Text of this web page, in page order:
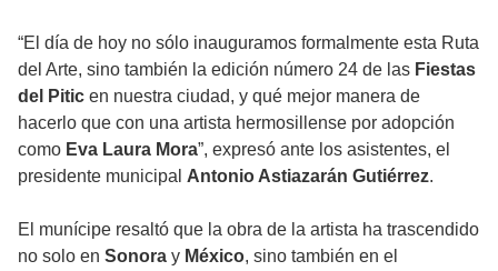
“El día de hoy no sólo inauguramos formalmente esta Ruta
del Arte, sino también la edición número 24 de las Fiestas
del Pitic en nuestra ciudad, y qué mejor manera de
hacerlo que con una artista hermosillense por adopción
como Eva Laura Mora”, expresó ante los asistentes, el
presidente municipal Antonio Astiazarán Gutiérrez.
El munícipe resaltó que la obra de la artista ha trascendido
no solo en Sonora y México, sino también en el